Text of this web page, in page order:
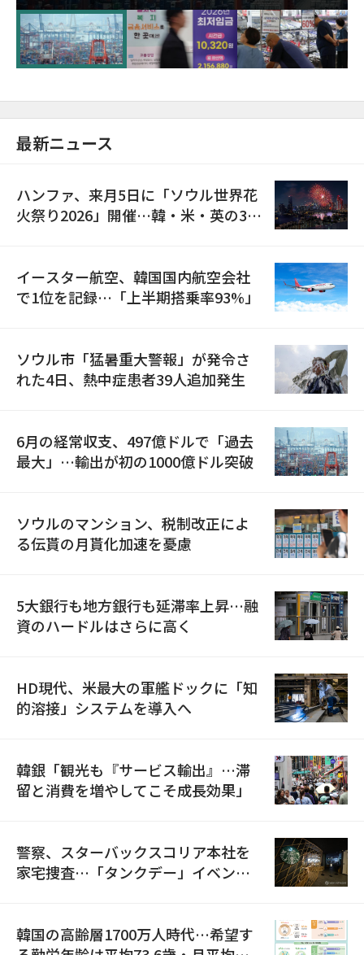
が初の1000億ドル突破
最新ニュース
ハンファ、来月5日に「ソウル世界花
火祭り2026」開催…韓・米・英の3カ
イースター航空、韓国国内航空会社
で1位を記録…「上半期搭乗率93%」
ソウル市「猛暑重大警報」が発令さ
れた4日、熱中症患者39人追加発生
6月の経常収支、497億ドルで「過去
最大」…輸出が初の1000億ドル突破
ソウルのマンション、税制改正によ
る伝貰の月貰化加速を憂慮
5大銀行も地方銀行も延滞率上昇…融
資のハードルはさらに高く
HD現代、米最大の軍艦ドックに「知
的溶接」システムを導入へ
韓銀「観光も『サービス輸出』…滞
留と消費を増やしてこそ成長効果」
警察、スターバックスコリア本社を
家宅捜査…「タンクデー」イベント
韓国の高齢層1700万人時代…希望す